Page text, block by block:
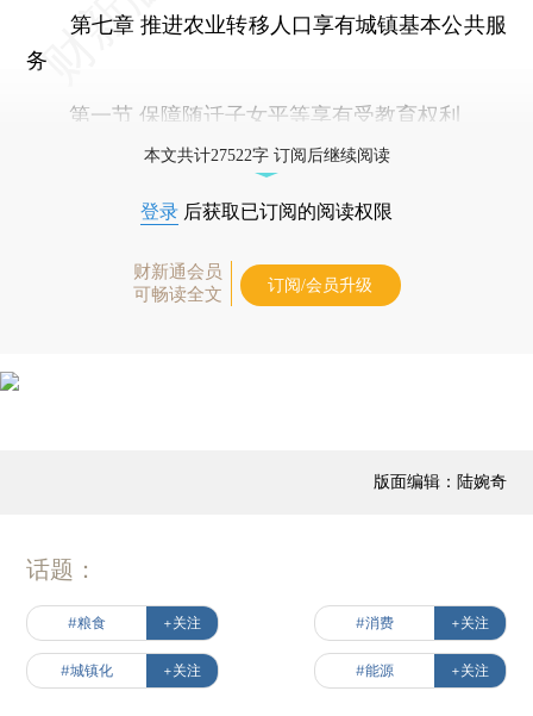
第七章 推进农业转移人口享有城镇基本公共服
务
第一节 保障随迁子女平等享有受教育权利
本文共计27522字 订阅后继续阅读
登录 后获取已订阅的阅读权限
财新通会员
可畅读全文
订阅/会员升级
版面编辑：陆婉奇
话题：
#粮食 +关注 #消费 +关注
#城镇化 +关注 #能源 +关注